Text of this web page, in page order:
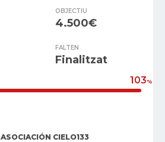
OBJECTIU
4.500€
FALTEN
Finalitzat
103%
ASOCIACIÓN CIELO133